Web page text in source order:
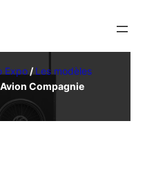
Expo /Les modèles
Compagnie